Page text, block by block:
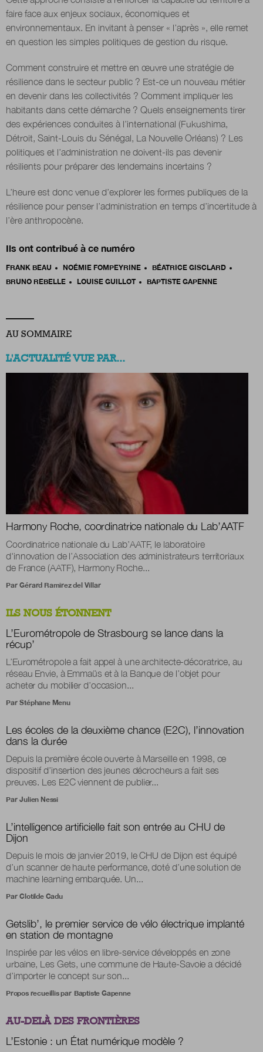
Nous suivre sur Twittersur LinkedIn
faire face aux enjeux sociaux, économiques et
environnementaux. En invitant à penser « l’après », elle remet
en question les simples politiques de gestion du risque.
Comment construire et mettre en œuvre une stratégie de
résilience dans le secteur public ? Est-ce un nouveau métier
en devenir dans les collectivités ? Comment impliquer les
habitants dans cette démarche ? Quels enseignements tirer
des expériences conduites à l’international (Fukushima,
Détroit, Saint-Louis du Sénégal, La Nouvelle Orléans) ? Les
politiques et l’administration ne doivent-ils pas devenir
résilients pour préparer des lendemains incertains ?
L’heure est donc venue d’explorer les formes publiques de la
résilience pour penser l’administration en temps d’incertitude à
l’ère anthropocène.
Ils ont contribué à ce numéro
FRANK BEAU NOÉMIE FOMPEYRINE
BÉATRICE GISCLARD
BRUNO REBELLE
LOUISE GUILLOT BAPTISTE GAPENNE
AU SOMMAIRE
L'ACTUALITÉ VUE PAR...
Harmony Roche, coordinatrice nationale du Lab’AATF
Coordinatrice nationale du Lab’AATF, le laboratoire
d'innovation de l’Association des administrateurs territoriaux
de France (AATF), Harmony Roche...
Par Gérard Ramirez del Villar
ILS NOUS ÉTONNENT
L’Eurométropole de Strasbourg se lance dans la
récup’
L’Eurométropole a fait appel à une architecte-décoratrice, au
réseau Envie, à Emmaüs et à la Banque de l’objet pour
acheter du mobilier d’occasion...
Par Stéphane Menu
Les écoles de la deuxième chance (E2C), l’innovation
dans la durée
Depuis la première école ouverte à Marseille en 1998, ce
dispositif d’insertion des jeunes décrocheurs a fait ses
preuves. Les E2C viennent de publier...
Par Julien Nessi
L’intelligence artificielle fait son entrée au CHU de
Dijon
Depuis le mois de janvier 2019, le CHU de Dijon est équipé
d’un scanner de haute performance, doté d’une solution de
machine learning embarquée. Un...
Par Clotilde Cadu
Getslib’, le premier service de vélo électrique implanté
en station de montagne
Inspirée par les vélos en libre-service développés en zone
urbaine, Les Gets, une commune de Haute-Savoie a décidé
d’importer le concept sur son...
Propos recueillis par Baptiste Gapenne
AU-DELÀ DES FRONTIÈRES
L’Estonie : un État numérique modèle ?